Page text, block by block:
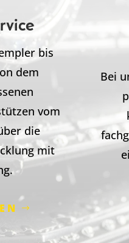
bis
dem
vom
die
mit
Bei